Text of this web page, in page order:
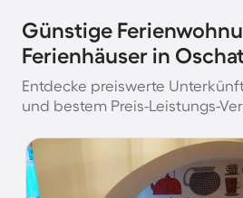
Günstige
Ferienhäuser in
Entdecke preiswerte
und bestem Preis-Leistungs-